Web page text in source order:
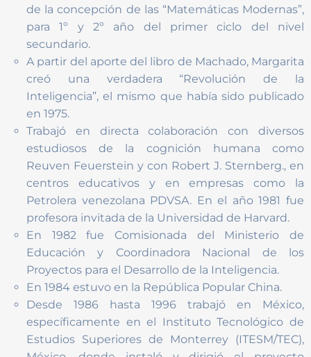
de la concepción de las “Matemáticas Modernas”,
para 1º y 2º año del primer ciclo del nivel
secundario.
A partir del aporte del libro de Machado, Margarita
creó una verdadera “Revolución de la
Inteligencia”, el mismo que había sido publicado
en 1975.
Trabajó en directa colaboración con diversos
estudiosos de la cognición humana como
Reuven Feuerstein y con Robert J. Sternberg., en
centros educativos y en empresas como la
Petrolera venezolana PDVSA. En el año 1981 fue
profesora invitada de la Universidad de Harvard.
En 1982 fue Comisionada del Ministerio de
Educación y Coordinadora Nacional de los
Proyectos para el Desarrollo de la Inteligencia.
En 1984 estuvo en la República Popular China.
Desde 1986 hasta 1996 trabajó en México,
específicamente en el Instituto Tecnológico de
Estudios Superiores de Monterrey (ITESM/TEC),